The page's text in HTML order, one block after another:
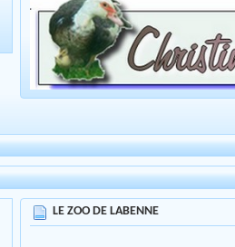
LE ZOO DE LABENNE